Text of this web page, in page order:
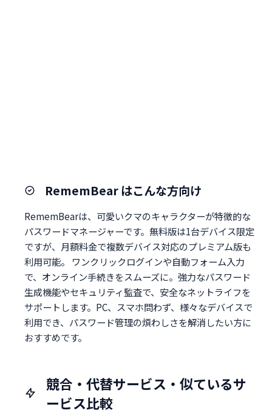
RememBear はこんな方向け
RememBearは、可愛いクマのキャラクターが特徴的な
パスワードマネージャーです。無料版は1台デバイス限定
ですが、月額料金で複数デバイス対応のプレミアム版も
利用可能。 ワンクリックログインや自動フォーム入力
で、オンライン手続きをスムーズに。強力なパスワード
生成機能やセキュリティ監査で、安全なネットライフを
サポートします。PC、スマホ問わず、様々なデバイスで
利用でき、パスワード管理の煩わしさを解消したい方に
おすすめです。
競合・代替サービス・似ているサ
ービス比較